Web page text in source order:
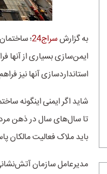
به گزارشسراج24
استانداردسازی آنها نیز
شاید اگر ایمنی اینگونه
تا سال‌های سال در ذهن
باید ملاک فعالیت مالکان
مدیرعامل سازمان